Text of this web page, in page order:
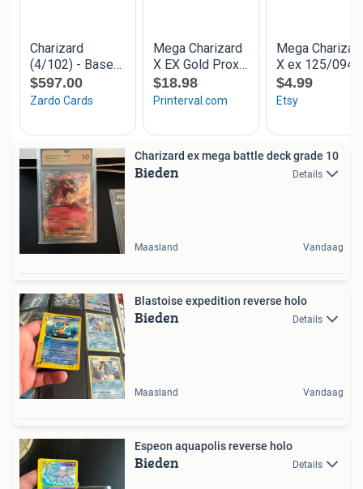
Charizard ex mega battle deck grade 10
Bieden Details
Maasland Vandaag
Blastoise expedition reverse holo
Bieden Details
Maasland Vandaag
Espeon aquapolis reverse holo
Bieden Details